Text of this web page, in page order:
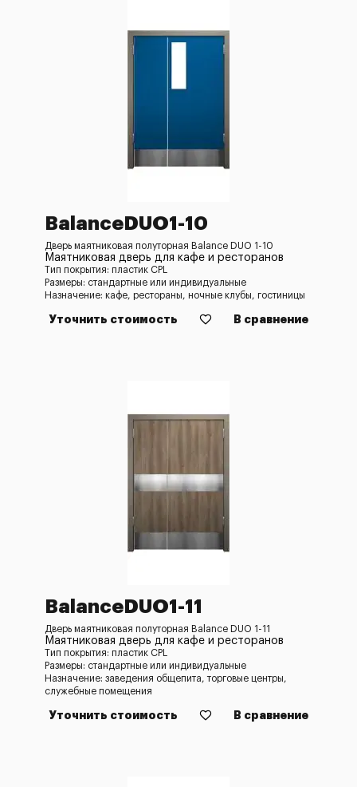
BalanceDUO1-10
Дверь маятниковая полуторная Balance DUO 1-10
Маятниковая дверь для кафе и ресторанов
Тип покрытия: пластик CPL
Размеры: стандартные или индивидуальные
Назначение: кафе, рестораны, ночные клубы, гостиницы
Уточнить стоимость В сравнение
BalanceDUO1-11
Дверь маятниковая полуторная Balance DUO 1-11
Маятниковая дверь для кафе и ресторанов
Тип покрытия: пластик CPL
Размеры: стандартные или индивидуальные
Назначение: заведения общепита, торговые центры,
служебные помещения
Уточнить стоимость В сравнение